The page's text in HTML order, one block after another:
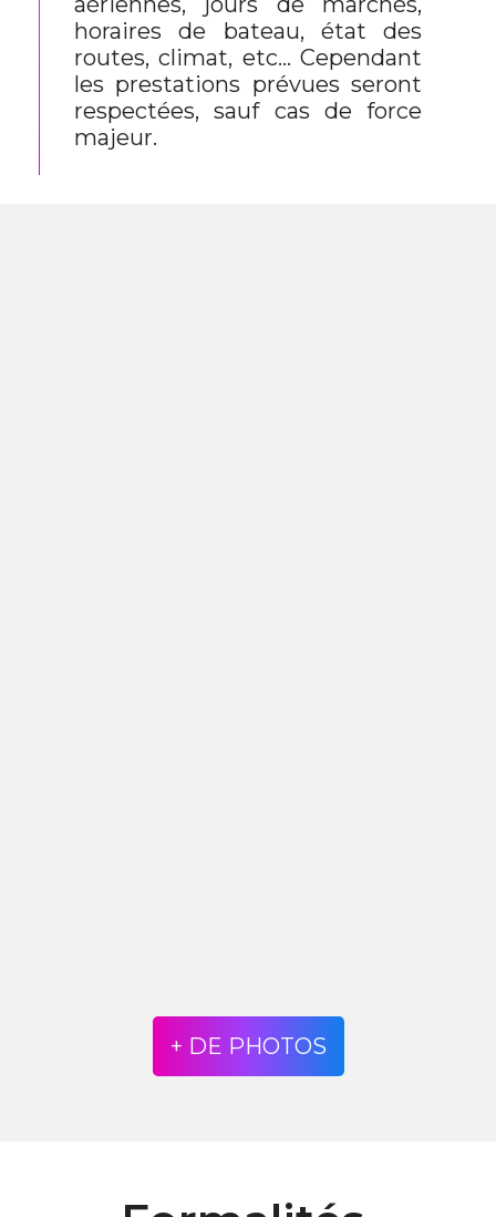
horaires de bateau, état des
routes, climat, etc… Cependant
les prestations prévues seront
respectées, sauf cas de force
majeur.
+ DE PHOTOS